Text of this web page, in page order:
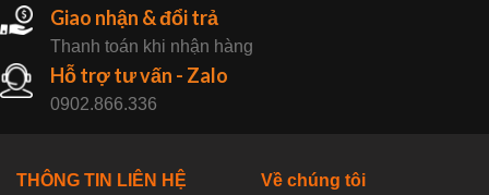
Giao nhận & đổi trả
Thanh toán khi nhận hàng
Hỗ trợ tư vấn - Zalo
0902.866.336
THÔNG TIN LIÊN HỆ
Về chúng tôi